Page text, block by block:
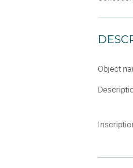
Object